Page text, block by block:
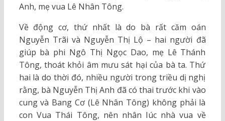
Anh, mẹ vua Lê Nhân Tông.
Về động cơ, thứ nhất là do bà rất căm oán
Nguyễn Trãi và Nguyễn Thị Lộ – hai người đã
giúp bà phi Ngô Thị Ngọc Dao, mẹ Lê Thánh
Tông, thoát khỏi âm mưu sát hại của bà ta. Thứ
hai là do thời đó, nhiều người trong triều dị nghị
rằng, bà Nguyễn Thị Anh đã có thai trước khi vào
cung và Bang Cơ (Lê Nhân Tông) không phải là
con Vua Thái Tông, nên nhân lúc nhà vua về